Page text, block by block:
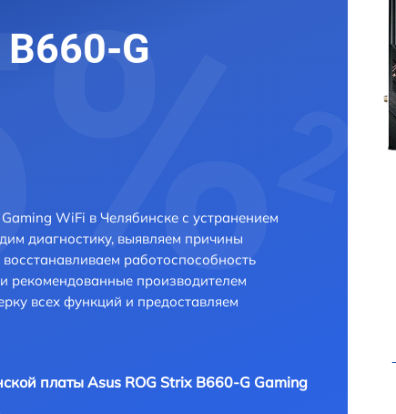
G
WiFi в Челябинске с устранением
диагностику, выявляем причины
работоспособность
рекомендованные производителем
всех функций и предоставляем
платы Asus ROG Strix B660-G Gaming